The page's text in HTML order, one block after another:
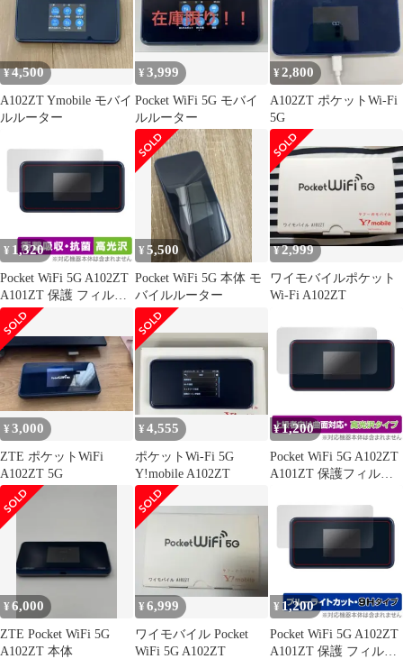
防止 ブルーライトカッ
¥4,500
A102ZT Ymobile モバイ
ルルーター
¥3,999
Pocket WiFi 5G モバイ
ルルーター
¥2,800
A102ZT ポケットWi-Fi
5G
¥ 1,320
Pocket WiFi 5G A102ZT
A101ZT 保護 フィルム
OverLay Absorber 高光
沢 for ポケット ワイフ
ァイ 5G 衝撃吸収 高光
沢
¥5,500
Pocket WiFi 5G 本体 モ
バイルルーター
¥2,999
ワイモバイルポケット
Wi-Fi A102ZT
¥3,000
ZTE ポケットWiFi
A102ZT 5G
¥4,555
ポケットWi-Fi 5G
Y!mobile A102ZT
¥1,200
Pocket WiFi 5G A102ZT
A101ZT 保護フィルム
for ポケット ワイファ
イ 5G 液晶保護 曲面対
応 柔軟素材 衝撃吸収
透明
¥6,000
ZTE Pocket WiFi 5G
A102ZT 本体
¥6,999
ワイモバイル Pocket
WiFi 5G A102ZT
¥ 1,200
Pocket WiFi 5G A102ZT
A101ZT 保護 フィルム